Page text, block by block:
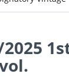
2025